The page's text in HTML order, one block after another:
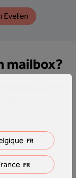
Evelien
mailbox?
vloeren. En
FR
FR